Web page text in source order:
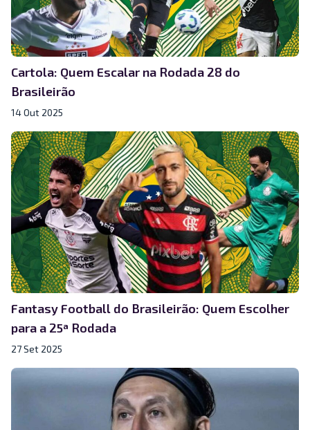
Cartola: Quem Escalar na Rodada 28 do
Brasileirão
14 Out 2025
Fantasy Football do Brasileirão: Quem Escolher
para a 25ª Rodada
27 Set 2025